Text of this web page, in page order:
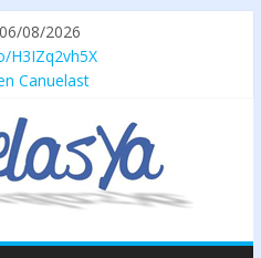
08/2026
H3IZq2vh5X
Canuelast